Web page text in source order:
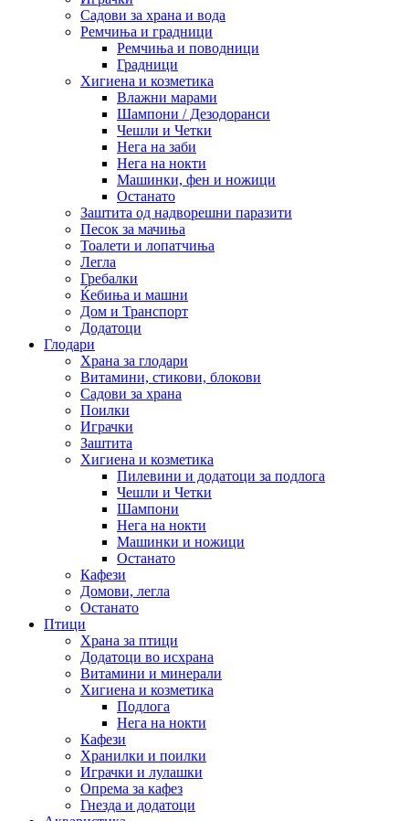
Садови за храна и вода
Ремчиња и градници
Ремчиња и поводници
Градници
Хигиена и козметика
Влажни марами
Шампони / Дезодоранси
Чешли и Четки
Нега на заби
Нега на нокти
Машинки, фен и ножици
Останато
Заштита од надворешни паразити
Песок за мачиња
Тоалети и лопатчиња
Легла
Гребалки
Ќебиња и машни
Дом и Транспорт
Додатоци
Глодари
Храна за глодари
Витамини, стикови, блокови
Садови за храна
Поилки
Играчки
Заштита
Хигиена и козметика
Пилевини и додатоци за подлога
Чешли и Четки
Шампони
Нега на нокти
Машинки и ножици
Останато
Кафези
Домови, легла
Останато
Птици
Храна за птици
Додатоци во исхрана
Витамини и минерали
Хигиена и козметика
Подлога
Нега на нокти
Кафези
Хранилки и поилки
Играчки и лулашки
Опрема за кафез
Гнезда и додатоци